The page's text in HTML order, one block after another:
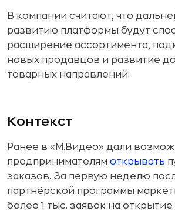
В компании считают, что
развитию платформы будут
расширение ассортимента,
новых продавцов и развитие
товарных направлений.
Контекст
Ранее в «М.Видео» дали
предпринимателям открывать
заказов. За первую неделю
партнёрской программы
более 1 тыс. заявок на